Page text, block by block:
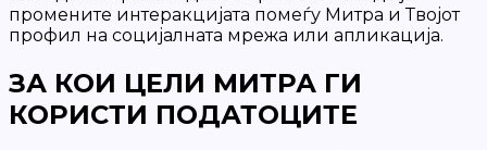
промените интеракцијата помеѓу Митра и Твојот
профил на социјалната мрежа или апликација.
ЗА КОИ ЦЕЛИ МИТРА ГИ
КОРИСТИ ПОДАТОЦИТЕ